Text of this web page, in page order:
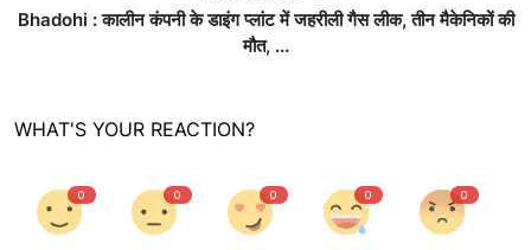
Bhadohi : कालीन कंपनी के डाइंग प्लांट में जहरीली गैस लीक, तीन मैकेनिकों की
मौत, ...
WHAT'S YOUR REACTION?
0 0 0 0 0